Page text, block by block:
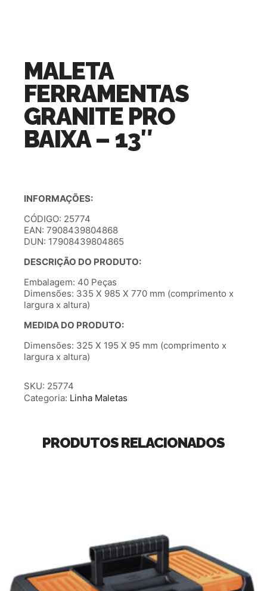
MALETA
FERRAMENTAS
GRANITE PRO
BAIXA – 13″
INFORMAÇÕES:
CÓDIGO: 25774
EAN: 7908439804868
DUN: 17908439804865
DESCRIÇÃO DO PRODUTO:
Embalagem: 40 Peças
Dimensões: 335 X 985 X 770 mm (comprimento x
largura x altura)
MEDIDA DO PRODUTO:
Dimensões: 325 X 195 X 95 mm (comprimento x
largura x altura)
SKU: 25774
Categoria: Linha Maletas
PRODUTOS RELACIONADOS